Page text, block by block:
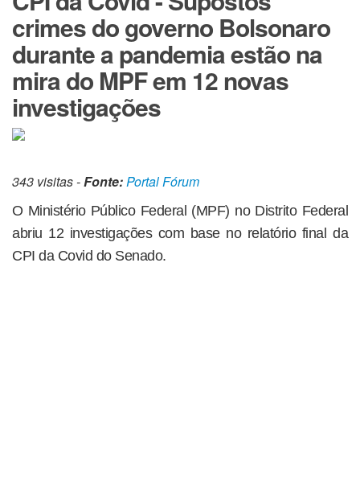
crimes do governo Bolsonaro
durante a pandemia estão na
mira do MPF em 12 novas
investigações
343 visitas -Fonte:Portal Fórum
O Ministério Público Federal (MPF) no Distrito Federal
abriu 12 investigações com base no relatório final da
CPI da Covid do Senado.